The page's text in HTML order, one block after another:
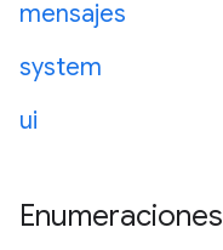
mensajes
system
ui
Enumeraciones